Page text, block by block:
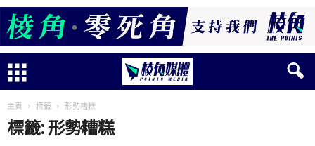
主頁 標籤 形勢糟糕
標籤: 形勢糟糕